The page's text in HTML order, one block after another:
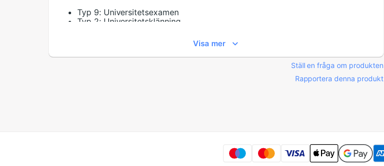
Typ 9: Universitetsexamen
Typ 2: Universitetsklänning
Examen klänning vuxen
Typ 5: Universitetsklänningar
Är detta examensset lämpligt för vuxna?
Visa mer
Ställ en fråga om produkten
Rapportera denna produkt